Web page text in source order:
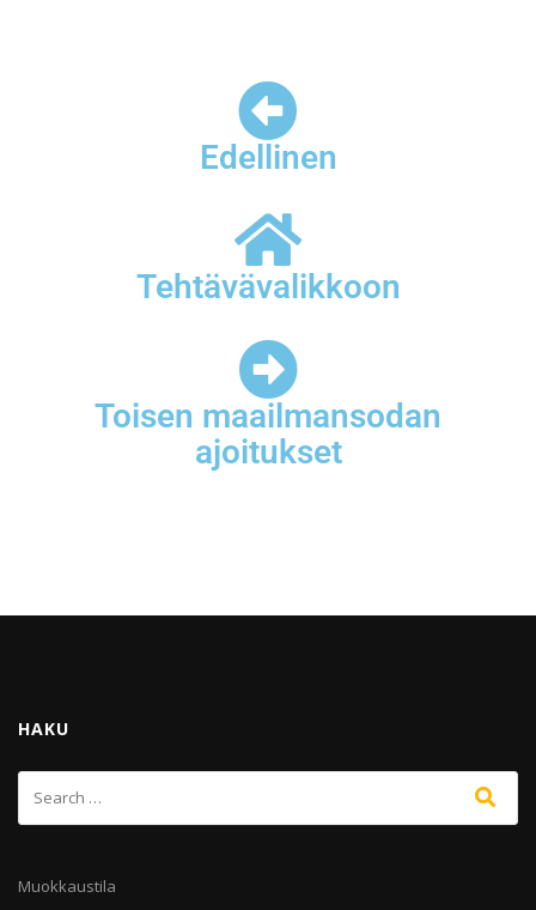
Edellinen
Tehtävävalikkoon
Toisen maailmansodan
ajoitukset
HAKU
Muokkaustila